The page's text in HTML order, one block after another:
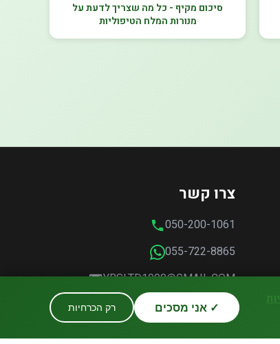
סיכום מקיף - כל מה שצריך לדעת על
מנורות המלח הטיפוליות
צרו קשר
050-200-1061
055-722-8865
YBSLTD1999@GMAIL.COM
✓ אני מסכים רק הכרחיות